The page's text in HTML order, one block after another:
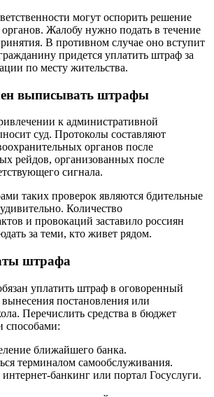
могут оспорить решение
Жалобу нужно подать в течение
В противном случае оно вступит
придется уплатить штраф за
по месту жительства.
выписывать штрафы
к административной
суд. Протоколы составляют
органов после
рейдов, организованных после
сигнала.
таких проверок являются бдительные
Количество
и провокаций заставило россиян
за теми, кто живет рядом.
штрафа
уплатить штраф в оговоренный
постановления или
Перечислить средства в бюджет
способами:
ближайшего банка.
терминалом самообслуживания.
интернет-банкинг или портал Госуслуги.